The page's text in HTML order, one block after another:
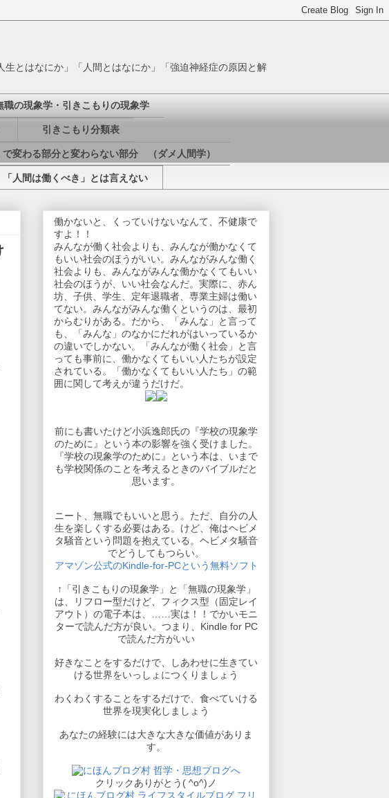
とはなにか」「人間とはなにか」「強迫神経症の原因と解
職の現象学・引きこもりの現象学
引きこもり分類表
で変わる部分と変わらない部分 （ダメ人間学）
「人間は働くべき」とは言えない
働かないと、くっていけないなんて、不健康で
すよ！！
みんなが働く社会よりも、みんなが働かなくて
もいい社会のほうがいい。みんながみんな働く
社会よりも、みんながみんな働かなくてもいい
社会のほうが、いい社会なんだ。実際に、赤ん
坊、子供、学生、定年退職者、専業主婦は働い
てない。みんながみんな働くというのは、最初
からむりがある。だから、「みんな」と言って
も、「みんな」のなかにだれがはいっているか
の違いでしかない。「みんなが働く社会」と言
っても事前に、働かなくてもいい人たちが設定
されている。「働かなくてもいい人たち」の範
囲に関して考えが違うだけだ。
前にも書いたけど小浜逸郎氏の『学校の現象学
のために』という本の影響を強く受けました。
『学校の現象学のために』という本は、いまで
も学校関係のことを考えるときのバイブルだと
思います。
ニート、無職でもいいと思う。ただ、自分の人
生を楽しくする必要はある。けど、俺はヘビメ
タ騒音という問題を抱えている。ヘビメタ騒音
でどうしてもつらい。
アマゾン公式のKindle-for-PCという無料ソフト
↑「引きこもりの現象学」と「無職の現象学」
は、リフロー型だけど、フィクス型（固定レイ
アウト）の電子本は、……実は！！でかいモニ
ターで読んだ方が良い。つまり、Kindle for PC
で読んだ方がいい
好きなことをするだけで、しあわせに生きてい
ける世界をいっしょにつくりましょう
わくわくすることをするだけで、食べていける
世界を現実化しましょう
あなたの経験には大きな大きな価値がありま
す。
クリックありがとう( ^o^)ノ